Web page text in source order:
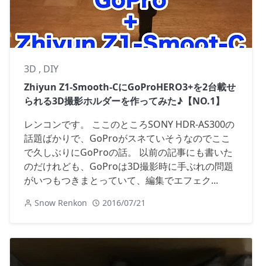
3D , DIY
Zhiyun Z1-Smooth-CにGoProHERO3+を2台載せ
られる3D撮影ホルダーを作ってみた♪【NO.1】
レンコンです。 ここのところSONY HDR-AS300の
話題ばかりで、GoProがスネていそうなのでここ
で久しぶりにGoProの話。 以前の記事にも書いた
のだけれども、GoProは3D撮影時に手ぶれの問題
がいつもつきまとっていて、編集でエフェク...
Snow Renkon 2016/07/21